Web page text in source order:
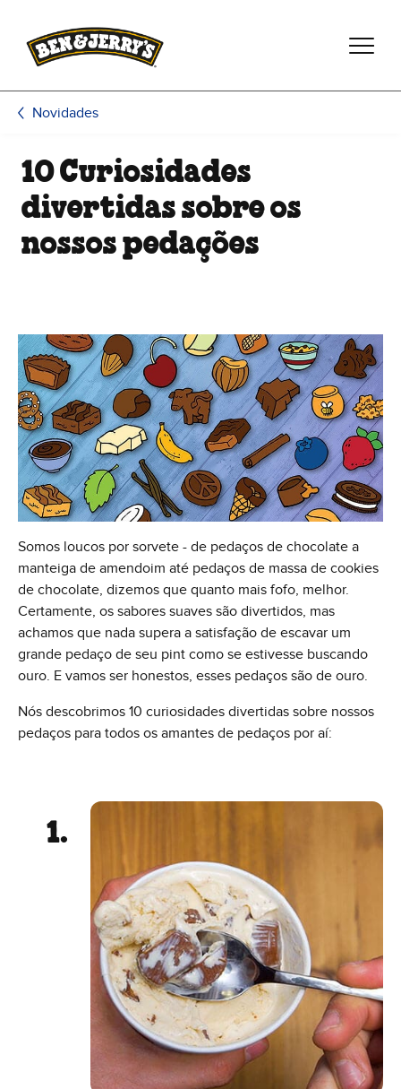
Novidades
10 Curiosidades
divertidas sobre os
nossos pedações
Somos loucos por sorvete - de pedaços de chocolate a
manteiga de amendoim até pedaços de massa de cookies
de chocolate, dizemos que quanto mais fofo, melhor.
Certamente, os sabores suaves são divertidos, mas
achamos que nada supera a satisfação de escavar um
grande pedaço de seu pint como se estivesse buscando
ouro. E vamos ser honestos, esses pedaços são de ouro.
Nós descobrimos 10 curiosidades divertidas sobre nossos
pedaços para todos os amantes de pedaços por aí: